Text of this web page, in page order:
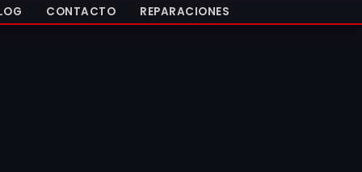
CONTACTO REPARACIONES